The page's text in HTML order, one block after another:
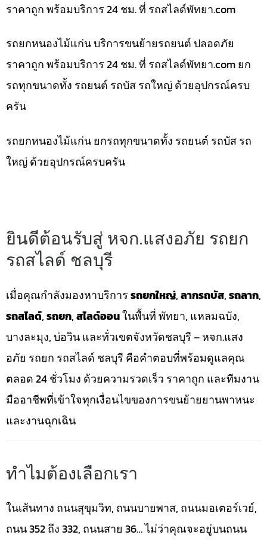
ราคาถูก พร้อมบริการ 24 ชม. ที่ รถสไลด์พัทยา.com
รถยกหนองไม้แก่น บริการขนย้ายรถยนต์ ปลอดภัย
ราคาถูก พร้อมบริการ 24 ชม. ที่ รถสไลด์พัทยา.com ยก
รถทุกขนาดทั้ง รถยนต์ รถบัส รถใหญ่ ด้วยอุปกรณ์ครบ
ครัน
รถยกหนองไม้แก่น ยกรถทุกขนาดทั้ง รถยนต์ รถบัส รถ
ใหญ่ ด้วยอุปกรณ์ครบครัน
ยินดีต้อนรับสู่ หจก.แสงอภัย รถยก
รถสไลด์ ชลบุรี
เมื่อคุณกำลังมองหาบริการรถยกใหญ่,ลากรถบัส,รถลาก,
รถสไลด์,รถยก,สไลด์ออนในพื้นที่ พัทยา, แหลมฉบัง,
บางละมุง, บ่อวิน และทั่วเขตจังหวัดชลบุรี – หจก.แสง
อภัย รถยก รถสไลด์ ชลบุรี คือคำตอบที่พร้อมดูแลคุณ
ตลอด 24 ชั่วโมง ด้วยความรวดเร็ว ราคาถูก และทีมงาน
มืออาชีพที่เข้าใจทุกเงื่อนไขของการขนย้ายยานพาหนะ
และงานฉุกเฉิน
ทำไมต้องเลือกเรา
ในเส้นทาง ถนนสุขุมวิท, ถนนบายพาส, ถนนมอเตอร์เวย์,
ถนน 352 ถึง 332, ถนนสาย 36… ไม่ว่าคุณจะอยู่บนถนน